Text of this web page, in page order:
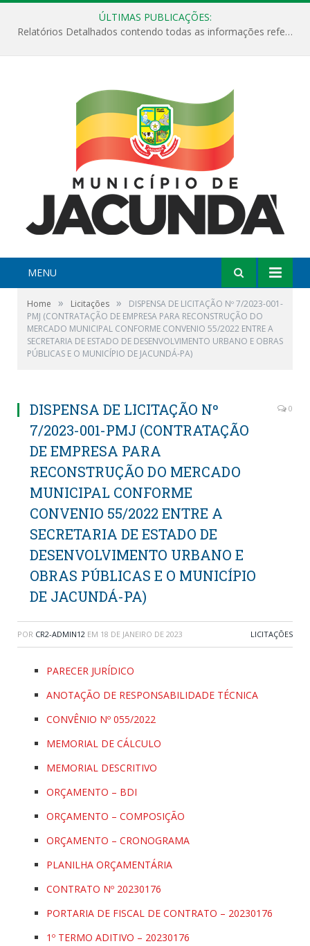
ÚLTIMAS PUBLICAÇÕES:
Relatórios Detalhados contendo todas as informações referentes a execução de recursos destinados ao fomento de projetos culturais no Município de Jacundá entre os anos de 2022 ao presente ano de 2026.
MENU
Home » Licitações »
DISPENSA DE LICITAÇÃO Nº 7/2023-001-
PMJ (CONTRATAÇÃO DE EMPRESA PARA RECONSTRUÇÃO DO
MERCADO MUNICIPAL CONFORME CONVENIO 55/2022 ENTRE A
SECRETARIA DE ESTADO DE DESENVOLVIMENTO URBANO E OBRAS
PÚBLICAS E O MUNICÍPIO DE JACUNDÁ-PA)
DISPENSA DE LICITAÇÃO Nº
7/2023-001-PMJ (CONTRATAÇÃO
DE EMPRESA PARA
RECONSTRUÇÃO DO MERCADO
MUNICIPAL CONFORME
CONVENIO 55/2022 ENTRE A
SECRETARIA DE ESTADO DE
DESENVOLVIMENTO URBANO E
OBRAS PÚBLICAS E O MUNICÍPIO
DE JACUNDÁ-PA)
0
POR CR2-ADMIN12 EM 18 DE JANEIRO DE 2023 LICITAÇÕES
PARECER JURÍDICO
ANOTAÇÃO DE RESPONSABILIDADE TÉCNICA
CONVÊNIO Nº 055/2022
MEMORIAL DE CÁLCULO
MEMORIAL DESCRITIVO
ORÇAMENTO – BDI
ORÇAMENTO – COMPOSIÇÃO
ORÇAMENTO – CRONOGRAMA
PLANILHA ORÇAMENTÁRIA
CONTRATO Nº 20230176
PORTARIA DE FISCAL DE CONTRATO – 20230176
1º TERMO ADITIVO – 20230176